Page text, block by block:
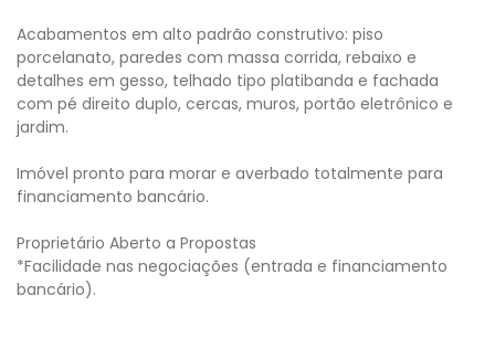
Acabamentos em alto padrão construtivo: piso
porcelanato, paredes com massa corrida, rebaixo e
detalhes em gesso, telhado tipo platibanda e fachada
com pé direito duplo, cercas, muros, portão eletrônico e
jardim.
Imóvel pronto para morar e averbado totalmente para
financiamento bancário.
Proprietário Aberto a Propostas
*Facilidade nas negociações (entrada e financiamento
bancário).